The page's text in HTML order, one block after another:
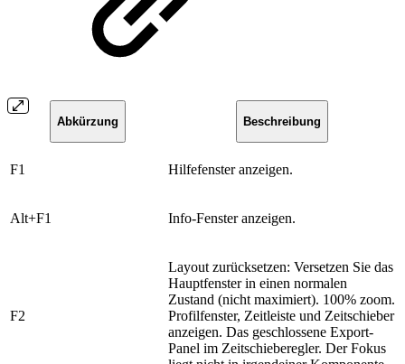
Abkürzung Beschreibung
​F1 Hilfefenster anzeigen.
​Alt+F1 ​Info-Fenster anzeigen.
​F2
Layout zurücksetzen: Versetzen Sie das
Hauptfenster in einen normalen
Zustand (nicht maximiert). 100% zoom.
Profilfenster, Zeitleiste und Zeitschieber
anzeigen. Das geschlossene Export-
Panel im Zeitschieberegler. Der Fokus